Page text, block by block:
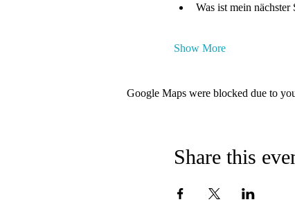
Was ist mein
Show More
Google Maps were blocked due to
Share this